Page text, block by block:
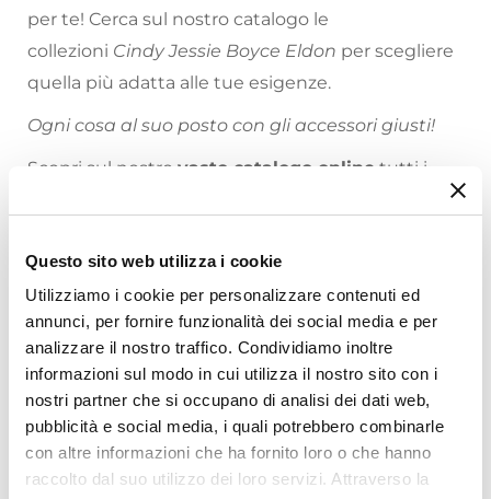
Questo sito web utilizza i cookie
Utilizziamo i cookie per personalizzare contenuti ed
annunci, per fornire funzionalità dei social media e per
analizzare il nostro traffico. Condividiamo inoltre
informazioni sul modo in cui utilizza il nostro sito con i
nostri partner che si occupano di analisi dei dati web,
pubblicità e social media, i quali potrebbero combinarle
con altre informazioni che ha fornito loro o che hanno
raccolto dal suo utilizzo dei loro servizi. Attraverso la
per te! Cerca sul nostro catalogo le
collezioni Cindy Jessie Boyce Eldon per scegliere
quella più adatta alle tue esigenze.
Ogni cosa al suo posto con gli accessori giusti!
Scopri sul nostro vasto catalogo online tutti i
Caratteristiche
Tipologia
Accessori per armadi
Altezza
192,6 cm
Profondità
Ti suggeriamo anche